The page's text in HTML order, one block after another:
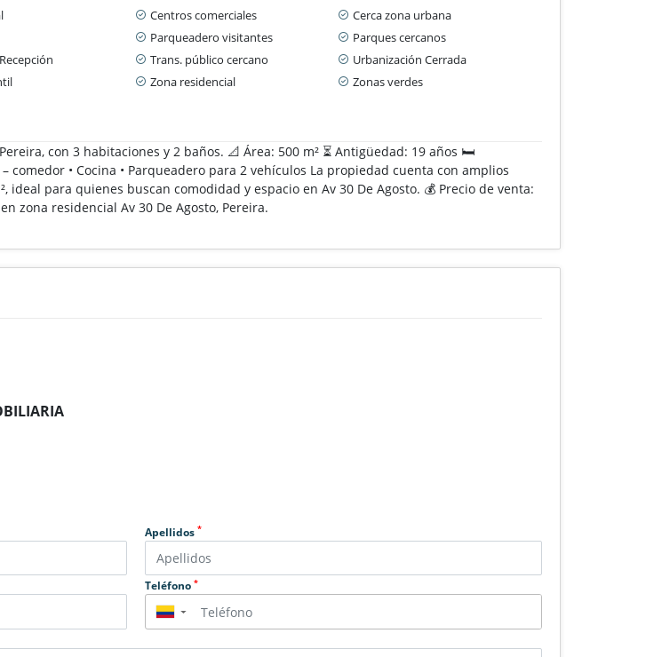
Centros comerciales
Cerca zona urbana
Parqueadero visitantes
Parques cercanos
Trans. público cercano
Urbanización Cerrada
Zona residencial Zonas verdes
con 3 habitaciones y 2 baños. 📐 Área: 500 m² ⏳ Antigüedad: 19 años 🛏️
comedor • Cocina • Parqueadero para 2 vehículos La propiedad cuenta con amplios
para quienes buscan comodidad y espacio en Av 30 De Agosto. 💰 Precio de venta:
zona residencial Av 30 De Agosto, Pereira.
Apellidos *
Teléfono *
▼